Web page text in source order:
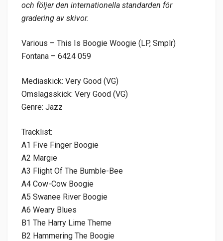
och följer den internationella standarden för
gradering av skivor.
Various – This Is Boogie Woogie (LP, Smplr)
Fontana – 6424 059
Mediaskick: Very Good (VG)
Omslagsskick: Very Good (VG)
Genre: Jazz
Tracklist:
A1 Five Finger Boogie
A2 Margie
A3 Flight Of The Bumble-Bee
A4 Cow-Cow Boogie
A5 Swanee River Boogie
A6 Weary Blues
B1 The Harry Lime Theme
B2 Hammering The Boogie